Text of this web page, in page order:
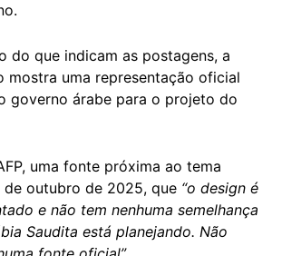
do que indicam as postagens, a
mostra uma representação oficial
governo árabe para o projeto do
uma fonte próxima ao tema
outubro de 2025, que “o design é
e não tem nenhuma semelhança
Saudita está planejando. Não